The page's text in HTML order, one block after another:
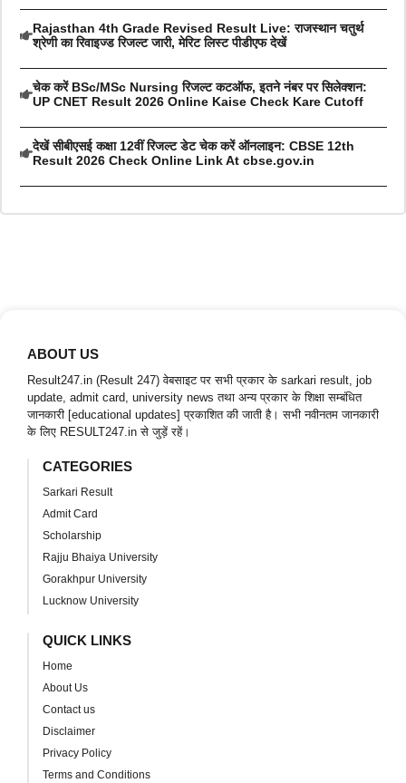
Rajasthan 4th Grade Revised Result Live: राजस्थान चतुर्थ
श्रेणी का रिवाइज्ड रिजल्ट जारी, मेरिट लिस्ट पीडीएफ देखें
चेक करें BSc/MSc Nursing रिजल्ट कटऑफ, इतने नंबर पर सिलेक्शन:
UP CNET Result 2026 Online Kaise Check Kare Cutoff
देखें सीबीएसई कक्षा 12वीं रिजल्ट डेट चेक करें ऑनलाइन: CBSE 12th
Result 2026 Check Online Link At cbse.gov.in
ABOUT US
Result247.in (Result 247) वेबसाइट पर सभी प्रकार के sarkari result, job
update, admit card, university news तथा अन्य प्रकार के शिक्षा सम्बंधित
जानकारी [educational updates] प्रकाशित की जाती है। सभी नवीनतम जानकारी
के लिए RESULT247.in से जुड़ें रहें।
CATEGORIES
Sarkari Result
Admit Card
Scholarship
Rajju Bhaiya University
Gorakhpur University
Lucknow University
QUICK LINKS
Home
About Us
Contact us
Disclaimer
Privacy Policy
Terms and Conditions